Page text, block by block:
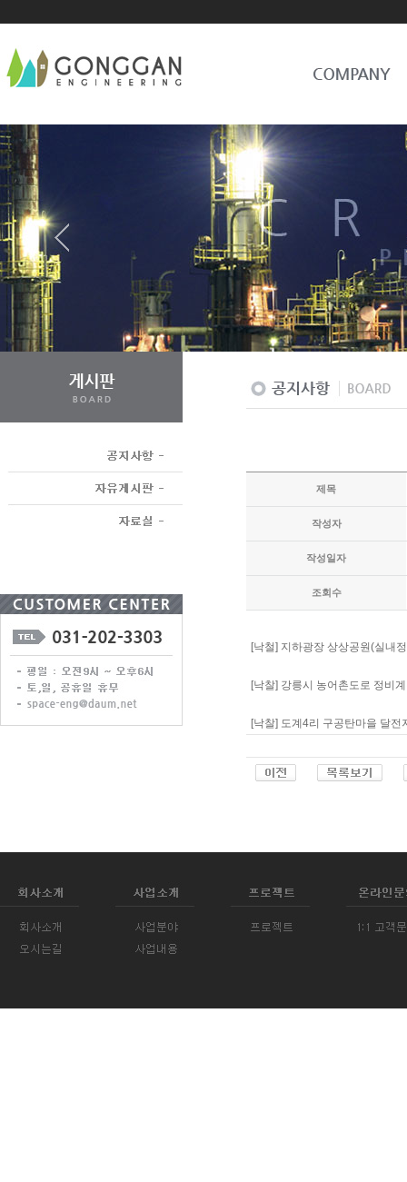
제목
작성자
작성일자
조회수
[낙철] 지하광장 상상공원(실내
[낙찰] 강릉시 농어촌도로 정비
[낙찰] 도계4리 구공탄마을 달